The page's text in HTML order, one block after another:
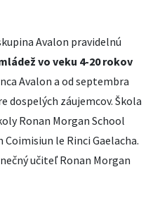
Avalon pravidelnú
vo veku 4-20 rokov
Avalon a od septembra
dospelých záujemcov. Škola
Ronan Morgan School
le Rinci Gaelacha.
učiteľ Ronan Morgan